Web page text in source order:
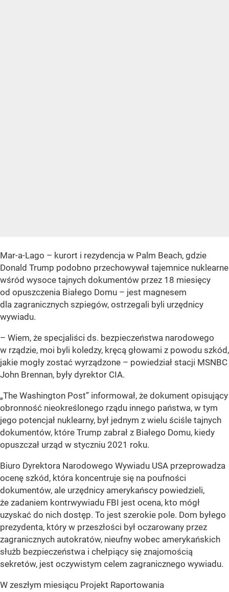
Mar-a-Lago – kurort i rezydencja w Palm Beach, gdzie
Donald Trump podobno przechowywał tajemnice nuklearne
wśród wysoce tajnych dokumentów przez 18 miesięcy
od opuszczenia Białego Domu – jest magnesem
dla zagranicznych szpiegów, ostrzegali byli urzędnicy
wywiadu.
– Wiem, że specjaliści ds. bezpieczeństwa narodowego
w rządzie, moi byli koledzy, kręcą głowami z powodu szkód,
jakie mogły zostać wyrządzone – powiedział stacji MSNBC
John Brennan, były dyrektor CIA.
„The Washington Post” informował, że dokument opisujący
obronność nieokreślonego rządu innego państwa, w tym
jego potencjał nuklearny, był jednym z wielu ściśle tajnych
dokumentów, które Trump zabrał z Białego Domu, kiedy
opuszczał urząd w styczniu 2021 roku.
Biuro Dyrektora Narodowego Wywiadu USA przeprowadza
ocenę szkód, która koncentruje się na poufności
dokumentów, ale urzędnicy amerykańscy powiedzieli,
że zadaniem kontrwywiadu FBI jest ocena, kto mógł
uzyskać do nich dostęp. To jest szerokie pole. Dom byłego
prezydenta, który w przeszłości był oczarowany przez
zagranicznych autokratów, nieufny wobec amerykańskich
służb bezpieczeństwa i chełpiący się znajomością
sekretów, jest oczywistym celem zagranicznego wywiadu.
W zeszłym miesiącu Projekt Raportowania